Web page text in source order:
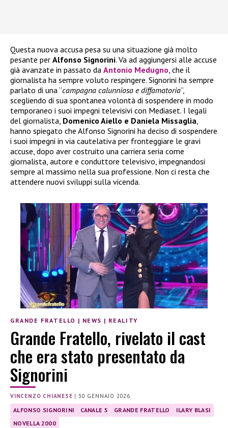
Questa nuova accusa pesa su una situazione già molto
pesante per Alfonso Signorini. Va ad aggiungersi alle accuse
già avanzate in passato da Antonio Medugno , che il
giornalista ha sempre voluto respingere. Signorini ha sempre
parlato di una “campagna calunniosa e diffamatoria“,
scegliendo di sua spontanea volontà di sospendere in modo
temporaneo i suoi impegni televisivi con Mediaset. I legali
del giornalista, Domenico Aiello e Daniela Missaglia
hanno spiegato che Alfonso Signorini ha deciso di sospendere
i suoi impegni in via cautelativa per fronteggiare le gravi
accuse, dopo aver costruito una carriera seria come
giornalista, autore e conduttore televisivo, impegnandosi
sempre al massimo nella sua professione. Non ci resta che
attendere nuovi sviluppi sulla vicenda.
GRANDE FRATELLO | NEWS | REALITY
Grande Fratello, rivelato il cast
che era stato presentato da
Signorini
VINCENZO CHIANESE |30 GENNAIO 2026
ALFONSO SIGNORINI CANALE 5 GRANDE FRATELLO
ILARY BLASI
NOVELLA 2000